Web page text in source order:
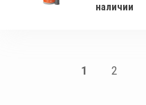
наличии
1 2